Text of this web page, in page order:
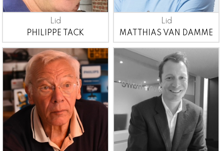
Lid
PHILIPPE TACK
Lid
MATTHIAS VAN DAMME